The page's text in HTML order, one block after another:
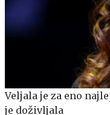
Veljala je za eno
je doživljala